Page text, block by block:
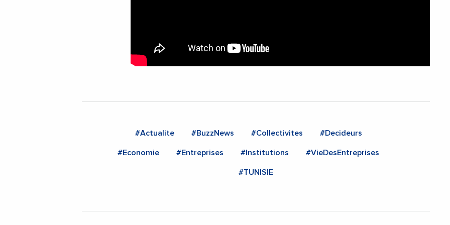
#Actualite #BuzzNews #Collectivites #Decideurs
#Economie #Entreprises #Institutions #VieDesEntreprises
#TUNISIE